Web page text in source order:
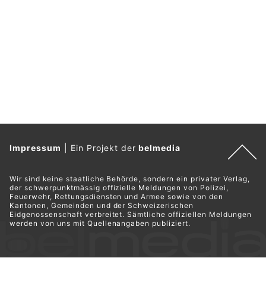
Impressum Ein Projekt derbelmedia
Wir sind keine staatliche Behörde, sondern ein privater Verlag,
der schwerpunktmässig offizielle Meldungen von Polizei,
Feuerwehr, Rettungsdiensten und Armee sowie von den
Kantonen, Gemeinden und der Schweizerischen
Eidgenossenschaft verbreitet. Sämtliche offiziellen Meldungen
werden von uns mit Quellenangaben publiziert.